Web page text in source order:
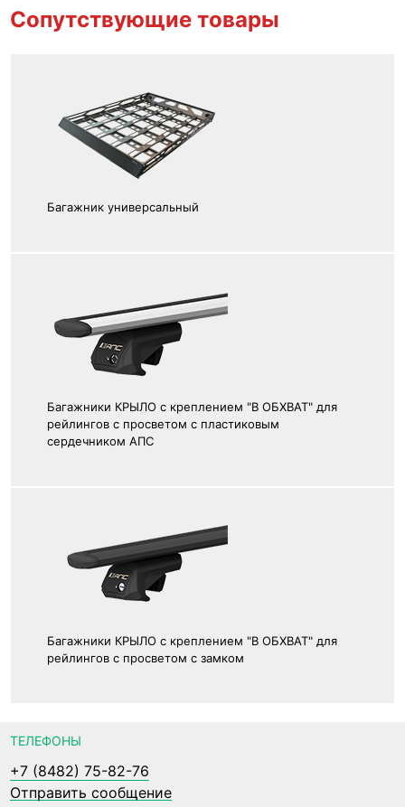
Сопутствующие товары
Багажник универсальный
Багажники КРЫЛО с креплением "В ОБХВАТ" для
рейлингов с просветом с пластиковым
сердечником АПС
Багажники КРЫЛО с креплением "В ОБХВАТ" для
рейлингов с просветом с замком
ТЕЛЕФОНЫ
+7 (8482) 75-82-76
Отправить сообщение